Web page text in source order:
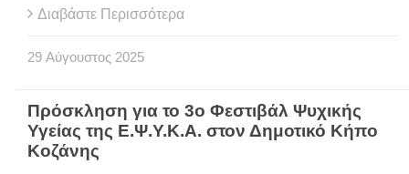
Διαβάστε Περισσότερα
29 Αύγουστος 2025
Πρόσκληση για το 3ο Φεστιβάλ Ψυχικής
Υγείας της Ε.Ψ.Υ.Κ.Α. στον Δημοτικό Κήπο
Κοζάνης